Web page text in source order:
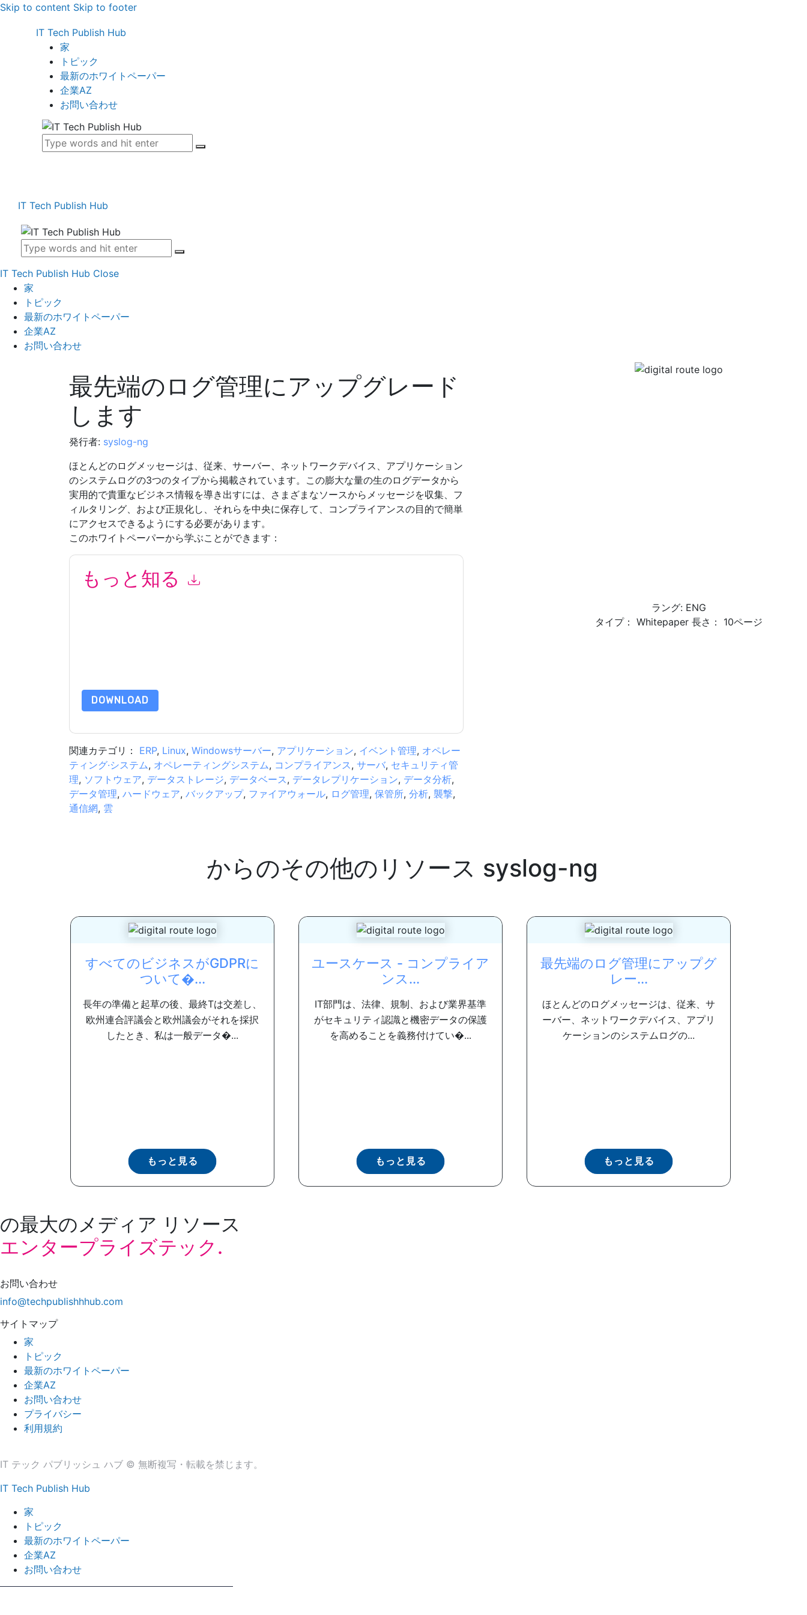
Skip to content Skip to footer
IT Tech Publish Hub
家
トピック
最新のホワイトペーパー
企業AZ
お問い合わせ
IT Tech Publish Hub
IT Tech Publish Hub Close
家
トピック
最新のホワイトペーパー
企業AZ
お問い合わせ
最先端のログ管理にアップグレード
します
発行者: syslog-ng
ほとんどのログメッセージは、従来、サーバー、ネットワークデバイス、アプリケーション
のシステムログの3つのタイプから掲載されています。この膨大な量の生のログデータから
実用的で貴重なビジネス情報を導き出すには、さまざまなソースからメッセージを収集、フ
ィルタリング、および正規化し、それらを中央に保存して、コンプライアンスの目的で簡単
にアクセスできるようにする必要があります。
このホワイトペーパーから学ぶことができます：
もっと知る
DOWNLOAD
関連カテゴリ： ERP, Linux, Windowsサーバー, アプリケーション, イベント管理, オペレー
ティング·システム, オペレーティングシステム, コンプライアンス, サーバ, セキュリティ管
理, ソフトウェア, データストレージ, データベース, データレプリケーション, データ分析,
データ管理, ハードウェア, バックアップ, ファイアウォール, ログ管理, 保管所, 分析, 襲撃,
通信網, 雲
ラング: ENG
タイプ： Whitepaper 長さ： 10ページ
からのその他のリソース syslog-ng
すべてのビジネスがGDPRに
ついて�...
長年の準備と起草の後、最終Tは交差し、
欧州連合評議会と欧州議会がそれを採択
したとき、私は一般データ�...
もっと見る
ユースケース - コンプライア
ンス...
IT部門は、法律、規制、および業界基準
がセキュリティ認識と機密データの保護
を高めることを義務付けてい�...
もっと見る
最先端のログ管理にアップグ
レー...
ほとんどのログメッセージは、従来、サ
ーバー、ネットワークデバイス、アプリ
ケーションのシステムログの...
もっと見る
の最大のメディア リソース
エンタープライズテック.
お問い合わせ
info@techpublishhhub.com
サイトマップ
家
トピック
最新のホワイトペーパー
企業AZ
お問い合わせ
プライバシー
利用規約
IT テック パブリッシュ ハブ © 無断複写・転載を禁じます。
IT Tech Publish Hub
家
トピック
最新のホワイトペーパー
企業AZ
お問い合わせ